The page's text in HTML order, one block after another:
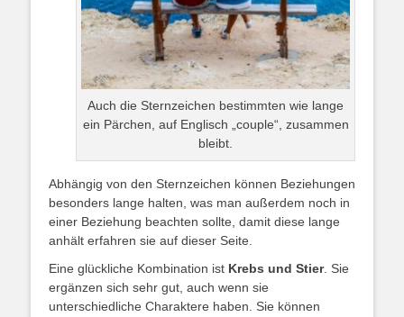
Auch die Sternzeichen bestimmten wie lange
ein Pärchen, auf Englisch „couple“, zusammen
bleibt.
Abhängig von den Sternzeichen können Beziehungen
besonders lange halten, was man außerdem noch in
einer Beziehung beachten sollte, damit diese lange
anhält erfahren sie auf dieser Seite.
Eine glückliche Kombination ist Krebs und Stier. Sie
ergänzen sich sehr gut, auch wenn sie
unterschiedliche Charaktere haben. Sie können